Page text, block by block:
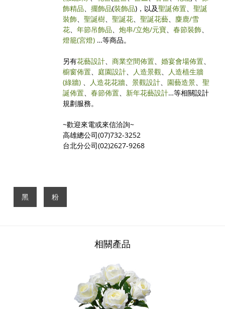
飾精品、擺飾品(裝飾品)，以及聖誕佈置、聖誕
裝飾、聖誕樹、聖誕花、聖誕花藝、 麋鹿/雪
花、年節吊飾品、炮串/立炮/元寶、春節裝飾、
燈籠(宮燈) …等商品。
另有花藝設計、商業空間佈置、婚宴會場佈置、
櫥窗佈置、 庭園設計、 人造景觀、 人造植生牆
(綠牆) 、 人造花花牆、景觀設計、 園藝造景、聖
誕佈置、春節佈置、 新年花藝設計…等相關設計
規劃服務。
~歡迎來電或來信洽詢~
高雄總公司(07)732-3252
台北分公司(02)2627-9268
黑 粉
相關產品